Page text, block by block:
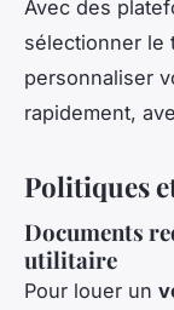
Avec des
sélectionner le
personnaliser
rapidement,
Politiques
Documents
utilitaire
Pour louer un